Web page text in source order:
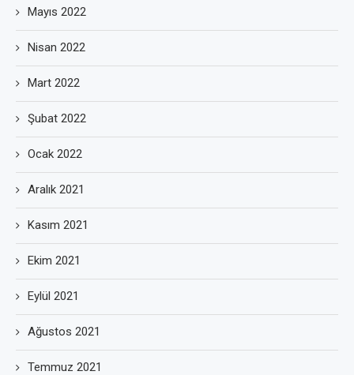
Mayıs 2022
Nisan 2022
Mart 2022
Şubat 2022
Ocak 2022
Aralık 2021
Kasım 2021
Ekim 2021
Eylül 2021
Ağustos 2021
Temmuz 2021